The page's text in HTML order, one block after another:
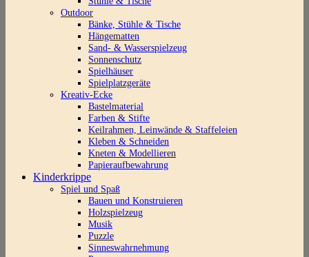
Outdoor
Bänke, Stühle & Tische
Hängematten
Sand- & Wasserspielzeug
Sonnenschutz
Spielhäuser
Spielplatzgeräte
Kreativ-Ecke
Bastelmaterial
Farben & Stifte
Keilrahmen, Leinwände & Staffeleien
Kleben & Schneiden
Kneten & Modellieren
Papieraufbewahrung
Kinderkrippe
Spiel und Spaß
Bauen und Konstruieren
Holzspielzeug
Musik
Puzzle
Sinneswahrnehmung